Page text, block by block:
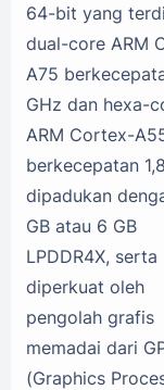
64-bit yang
dual-core ARM
A75
GHz dan hexa-
ARM Cortex-
berkecepatan
dipadukan
GB atau 6 GB
LPDDR4X, serta
diperkuat oleh
pengolah grafis
memadai dari
(Graphics